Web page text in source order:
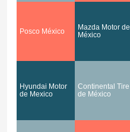
Posco México
Mazda Motor de
México
Hyundai Motor
de Mexico
Continental Tire
de México